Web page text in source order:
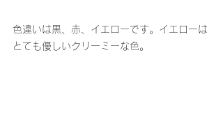
色違いは黒、赤、イエローです。イエローは
とても優しいクリーミーな色。